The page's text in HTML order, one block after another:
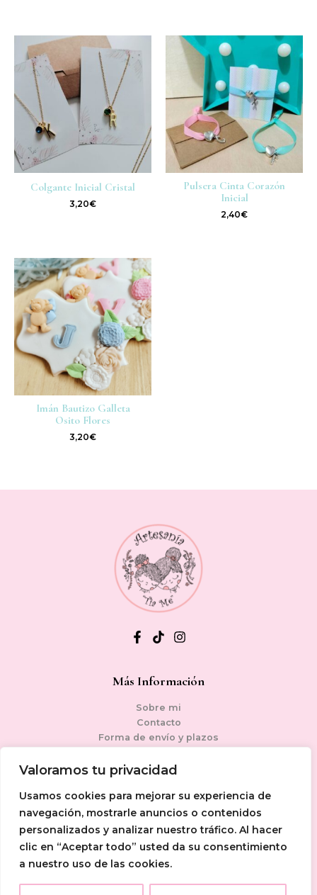
Valoramos tu privacidad
Usamos cookies para mejorar su experiencia de
navegación, mostrarle anuncios o contenidos
personalizados y analizar nuestro tráfico. Al hacer
clic en “Aceptar todo” usted da su consentimiento
a nuestro uso de las cookies.
Colgante Inicial Cristal
3,20€
Pulsera Cinta Corazón
Inicial
2,40€
Imán Bautizo Galleta
Osito Flores
3,20€
Más Información
Sobre mi
Contacto
Forma de envío y plazos
Política de privacidad
Política de cookies
Contacto
+34 625 63 94 03
info@artesaniatiame.com